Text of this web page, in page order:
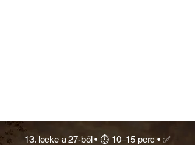
13. lecke a 27-ből • ⏱ 10–15 perc • ✅